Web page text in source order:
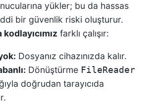
yükler; bu da hassas
bir güvenlik riski oluşturur.
farklı çalışır:
Dosyanız cihazınızda kalır.
Dönüştürme FileReader
doğrudan tarayıcıda